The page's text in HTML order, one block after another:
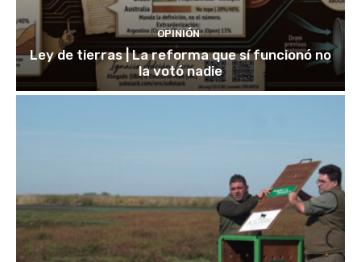
OPINIÓN
Ley de tierras | La reforma que sí funcionó no
la votó nadie